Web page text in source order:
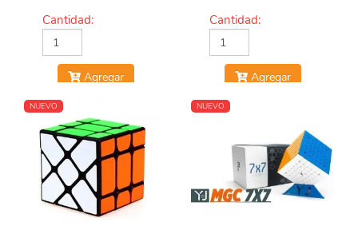
Cantidad:
Agregar
Cantidad:
Agregar
NUEVO NUEVO